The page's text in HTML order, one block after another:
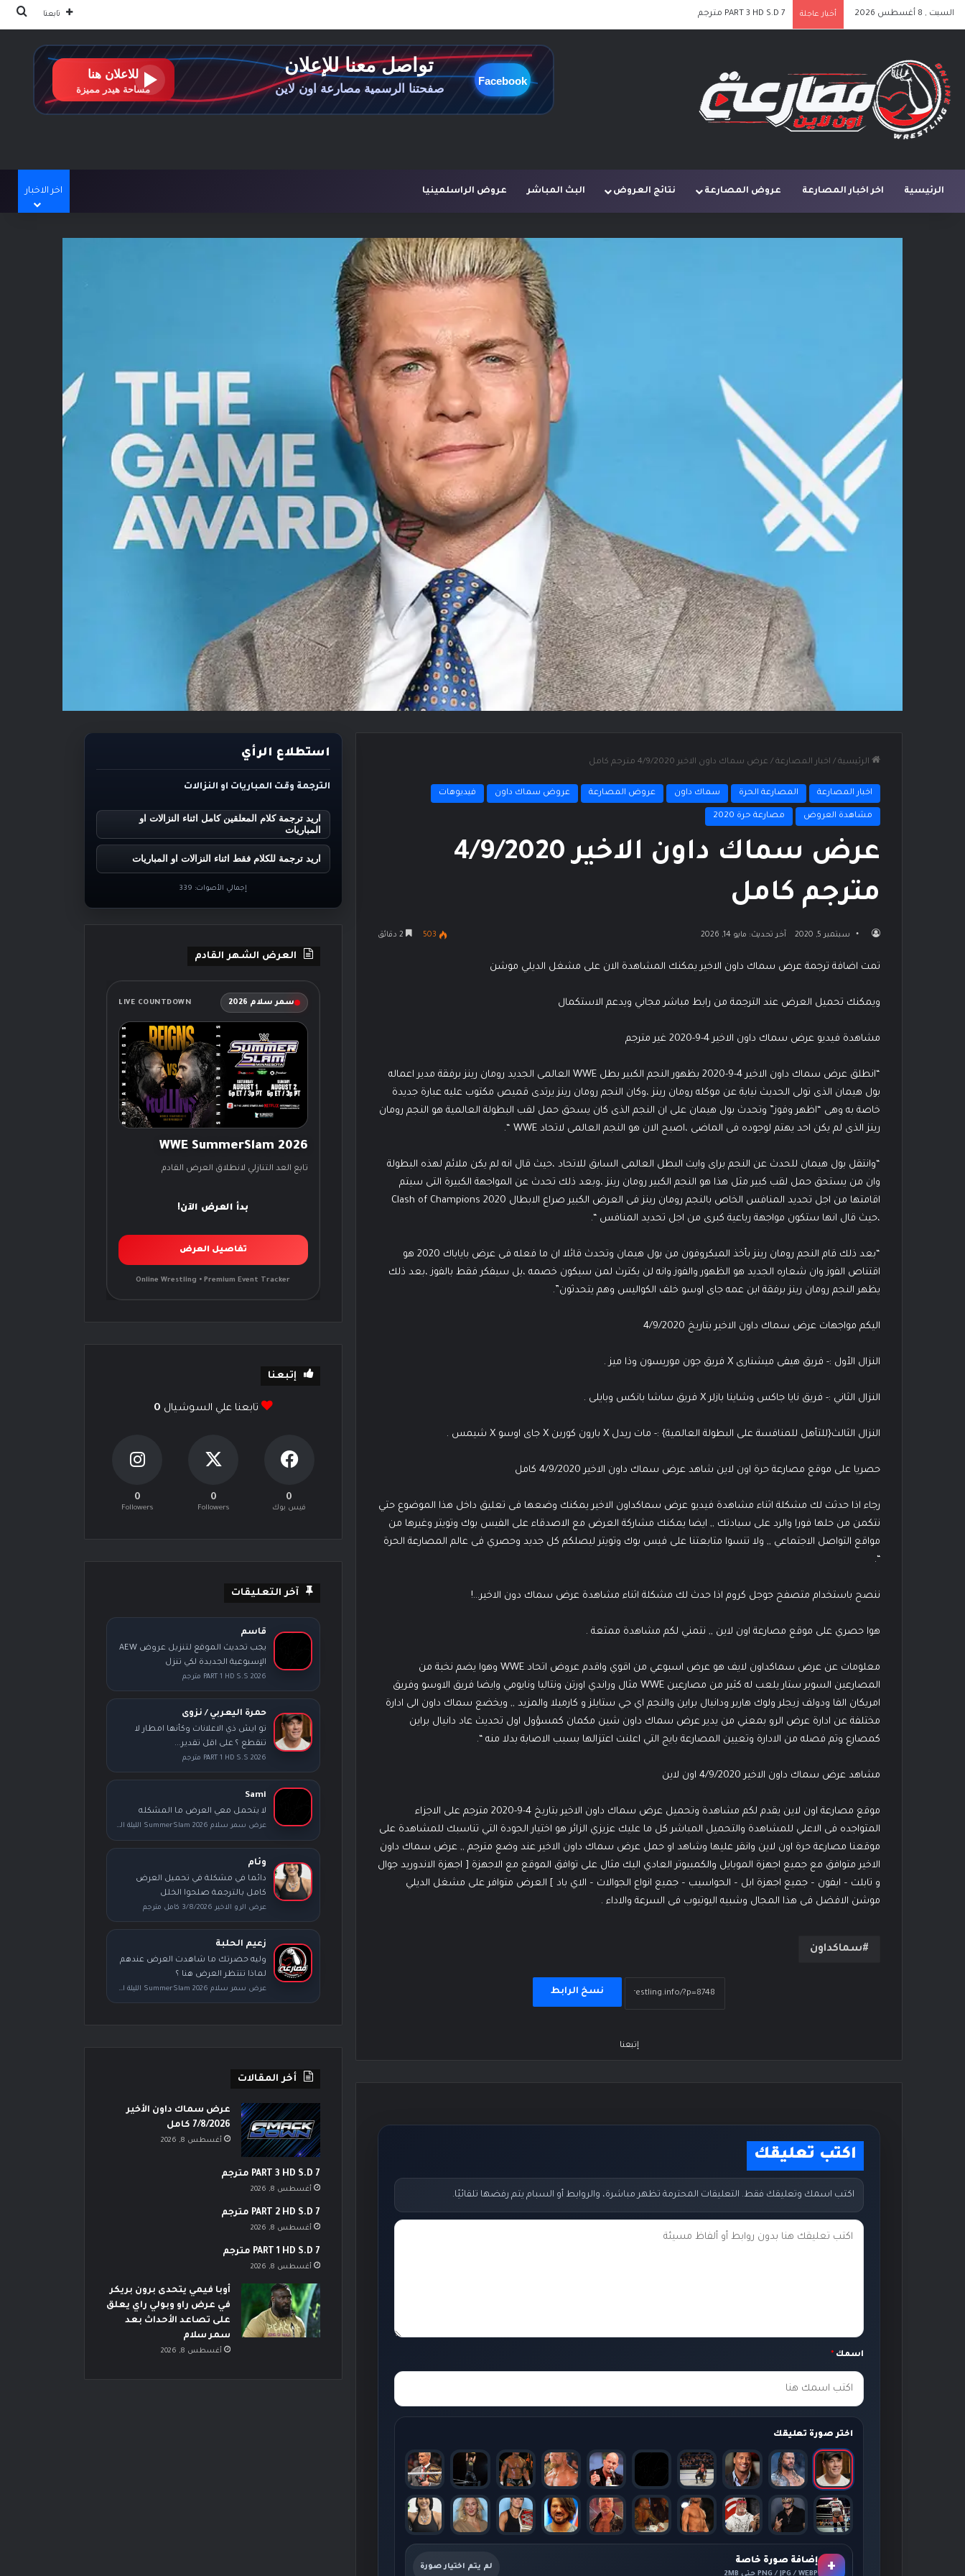
السبت , 8 أغسطس 2026 أخبار عاجلة PART 3 HD S.D 7 مترجم تابعنا
الرئيسية اخر اخبار المصارعة عروض المصارعة نتائج العروض البث المباشر عروض الراسلمينيا اخر الاخبار
الرئيسية / اخبار المصارعة / عرض سماك داون الاخير 4/9/2020 مترجم كامل
اخبار المصارعة المصارعة الحرة سماك داون عروض المصارعة عروض سماك داون فيديوهات
مشاهدة العروض مصارعة حرة 2020
عرض سماك داون الاخير 4/9/2020
مترجم كامل
سبتمبر 5, 2020 آخر تحديث: مايو 14, 2026 503
تمت اضافة ترجمة عرض سماك داون الاخير يمكنك المشاهدة الان على مشغل الديلي موشن
ويمكنك تحميل العرض عند الترجمة من رابط مباشر مجاني ويدعم الاستكمال
مشاهدة فيديو عرض سماك داون الاخير 4-9-2020 غير مترجم
“انطلق عرض سماك داون الاخير 4-9-2020 بظهور النجم الكبير بطل WWE العالمى الجديد رومان رينز برفقة مدير اعماله
بول هيمان الذى تولى الحديث نيابة عن موكله رومان رينز ،وكان النجم رومان رينز يرتدى قميص مكتوب عليه عبارة جديدة
خاصة به وهى “اظهر وفوز” وتحدث بول هيمان على ان النجم الذى كان يسحق حمل لقب البطولة العالمية هو النجم رومان
رينز الذى لم يكن احد يهتم لوجوده فى الماضى ،اصبح الان هو النجم العالمى لاتحاد WWE “.
“وانتقل بول هيمان للحدث عن النجم براى وايت البطل العالمى السابق للاتحاد ،حيث قال انه لم يكن ملائم لهذه البطولة
وان من يستحق حمل لقب كبير مثل هذا هو النجم الكبير رومان رينز ،وبعد ذلك تحدث عن المواجهة الكبيرة التى سيتم
اقامتها من اجل تحديد المنافس الخاص بالنجم رومان رينز فى العرض الكبير صراع الابطال 2020 Clash of Champions
،حيث قال انها ستكون مواجهة رباعية كبرى من اجل تحديد المنافس “.
“بعد ذلك قام النجم رومان رينز بأخذ الميكروفون من بول هيمان وتحدث قائلا ان ما فعله فى عرض باياباك 2020 هو
اقتناص الفوز وان شعاره الجديد هو الظهور والفوز وانه لن يكترث لمن سيكون خصمه ،بل سيفكر فقط بالفوز ،بعد ذلك
يظهر النجم رومان رينز برفقة ابن عمه جاى اوسو خلف الكواليس وهم يتحدثون”.
اليكم مواجهات عرض سماك داون الاخير بتاريخ 4/9/2020
النزال الأول :- فريق هيفى ميشنارى X فريق جون موريسون وذا ميز .
النزال الثاني :- فريق نايا جاكس وشاينا بازلر X فريق ساشا بانكس وبايلى .
النزال الثالث{للتأهل للمنافسة على البطولة العالمية} :- مات ريدل X بارون كوربن X جاى اوسو X شيمس .
حصريا على موقع مصارعة حرة اون لاين شاهد عرض سماك داون الاخير 4/9/2020 كامل
رجاء اذا حدثت لك مشكلة اثناء مشاهدة فيديو عرض سماكداون الاخير يمكنك وضعها فى تعليق داخل هذا الموضوع حتي
نتكمن من حلها فورا والرد على سيادتك ,, ايضا يمكنك مشاركة العرض مع الاصدقاء على الفيس بوك وتويتر وغيرها من
مواقع التواصل الاجتماعي ,, ولا تنسوا متابعتنا على فيس بوك وتويتر ليصلكم كل جديد وحصري فى عالم المصارعة الحرة
“.
ننصح باستخدام متصفح جوجل كروم اذا حدث لك مشكلة اثناء مشاهدة عرض سماك دون الاخير…!
هوا حصري على موقع مصارعة اون لاين ,, نتمني لكم مشاهدة ممتعة .
معلومات عن عرض سماكداون لايف هو عرض اسبوعي من اقوي واقدم عروض اتحاد WWE وهوا يضم نخبة من
المصارعين السوبر ستار يلعب له كثير من مصارعين WWE مثال وراندي اورتن ونتاليا ونايومي وايضا فريق الاوسو وفريق
امريكان الفا ودولف زيجلر ولوك هاربر ودانيال براين والنجم اي جي ستايلز و كارميلا والمزيد ,, ويخضع سماك داون الى ادارة
مختلفة عن ادارة عرض الرو بمعني من يدير عرض سماك داون شين مكمان كمسؤول اول تحديث عاد دانيال براين
كمصارع وتم فصله من الادارة وتعيين المصارعة بايج التي اعلنت اعتزالها بسبب الاصابة بدلا منه “.
مشاهد عرض سماك داون الاخير 4/9/2020 اون لاين
موقع مصارعة اون لاين يقدم لكم مشاهدة وتحميل عرض سماك داون الاخير بتاريخ 4-9-2020 مترجم على الاجزاء
المتواجده فى الاعلي للمشاهدة والتحميل المباشر كل ما عليك عزيزي الزائر هو اختيار الجودة التي تناسبك للمشاهدة على
موقعنا مصارعة حرة اون لاين وانقر عليها وشاهد او حمل عرض سماك داون الاخير عند وضع مترجم ,, عرض سماك داون
الاخير متوافق مع جميع اجهزة الموبايل والكمبيوتر العادي اليك مثال على توافق الموقع مع الاجهزة [ اجهزة الاندوريد جوال
و تابلت – ايفون – جميع اجهزة ابل – الحواسيب – جميع انواع الجوالات – الاي باد ] العرض متوافر على مشغل الديلي
موشن الافضل فى هذا المجال وشبيه اليوتيوب فى السرعة والاداء .
سماكداون
نسخ الرابط
إتبعنا
اكتب تعليقك
اكتب اسمك وتعليقك فقط. التعليقات المحترمة تظهر مباشرة، والروابط أو السبام يتم رفضها تلقائيًا.
ت
ك
اسمك *
اختر صورة تعليقك
+ إضافة صورة خاصة
PNG / JPG / WEBP حتى 2MB
لم يتم اختيار صورة
استطلاع الرأي
الترجمة وقت المباريات او النزالات
اريد ترجمة كلام المعلقين كامل اثناء النزالات او
المباريات
اريد ترجمة للكلام فقط اثناء النزالات او المباريات
إجمالي الأصوات: 339
العرض الشهر القادم
سمر سلام 2026 LIVE COUNTDOWN
WWE SummerSlam 2026
تابع العد التنازلي لانطلاق العرض القادم
بدأ العرض الآن!
تفاصيل العرض
Online Wrestling • Premium Event Tracker
إتبعنا
تابعنا علي السوشيال 0
0
فيس بوك
0
Followers
0
Followers
آخر التعليقات
قاسم
يجب تحديث الموقع لتنزيل عروض AEW
الإسبوعية الجديدة لكي تنزل
PART 1 HD S.S 2026 مترجم
حمرة اليعربي / نزوى
تو ايش ذي الاعلانات وكأنها امطار لا
تنقطع ؟ على اقل تقدير...
PART 1 HD S.S 2026 مترجم
Sami
لا يتحمل معي العرض ما المشكله
عرض سمر سلام SummerSlam 2026 الليلة الثانية كامل مترجم
وئام
دائما في مشكلة في تحميل العرض
كامل بالترجمة صلحوا الخلل
عرض الرو الاخير 3/8/2026 كامل مترجم
زعيم الحلبة
وليه حضرتك ما شاهدت العرض عندهم
لماذا تنتظر العرض هنا ؟
عرض سمر سلام SummerSlam 2026 الليلة الأولى كامل مترجم
أخر المقالات
عرض سماك داون الأخير
7/8/2026 كامل
أغسطس 8, 2026
PART 3 HD S.D 7 مترجم
أغسطس 8, 2026
PART 2 HD S.D 7 مترجم
أغسطس 8, 2026
PART 1 HD S.D 7 مترجم
أغسطس 8, 2026
أوبا فيمي يتحدى برون بريكر
في عرض راو وبولي راي يعلق
على تصاعد الأحداث بعد
سمر سلام
أغسطس 8, 2026